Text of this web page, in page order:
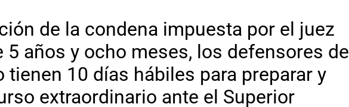
de la condena impuesta por el juez
5 años y ocho meses, los defensores de
tienen 10 días hábiles para preparar y
extraordinario ante el Superior